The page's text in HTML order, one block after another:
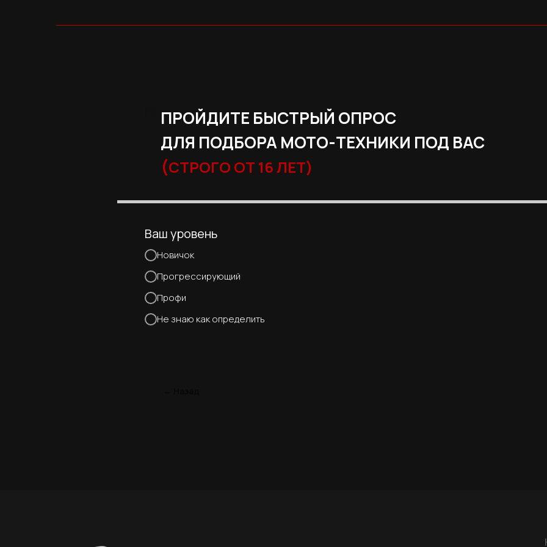
ПРОЙДИТЕ БЫСТРЫЙ ОПРОС
ДЛЯ ПОДБОРА МОТО-ТЕХНИКИ ПОД ВАС
(СТРОГО ОТ 16 ЛЕТ)
Ваш уровень
Новичок
Прогрессирующий
Профи
Не знаю как определить